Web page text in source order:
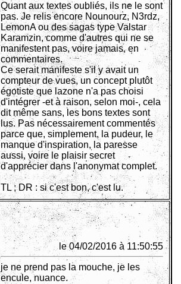
Quant aux textes oubliés, ils ne le sont
pas. Je relis encore Nounourz, N3rdz,
LemonA ou des sagas type Valstar
Karamzin, comme d'autres qui ne se
manifestent pas, voire jamais, en
commentaires.
Ce serait manifeste s'il y avait un
compteur de vues, un concept plutôt
égotiste que lazone n'a pas choisi
d'intégrer -et à raison, selon moi-, cela
dit même sans, les bons textes sont
lus. Pas nécessairement commentés
parce que, simplement, la pudeur, le
manque d'inspiration, la paresse
aussi, voire le plaisir secret
d'apprécier dans l'anonymat complet.
TL ; DR : si c'est bon, c'est lu.
le 04/02/2016 à 11:50:55
je ne prend pas la mouche, je les
encule, nuance.